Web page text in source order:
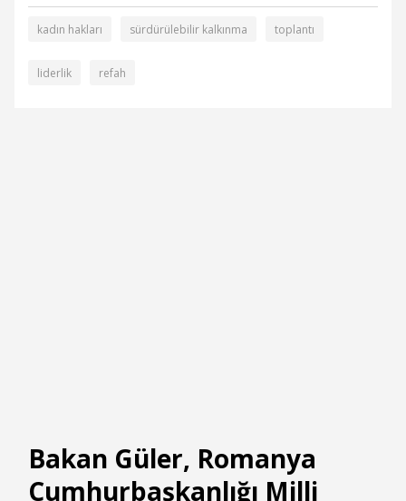
kadın hakları sürdürülebilir kalkınma toplantı
liderlik refah
Bakan Güler, Romanya
Cumhurbaşkanlığı Milli